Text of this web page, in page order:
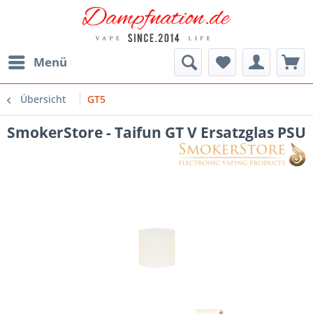
Menü
Übersicht GT5
SmokerStore - Taifun GT V Ersatzglas PSU